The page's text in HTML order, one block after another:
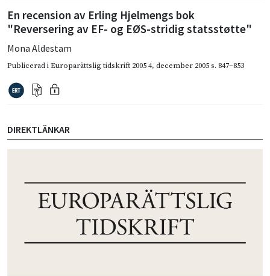
En recension av Erling Hjelmengs bok
"Reversering av EF- og EØS-stridig statsstøtte"
Mona Aldestam
Publicerad iEuroparättslig tidskrift 2005 4, december 2005s. 847–853
DIREKTLÄNKAR